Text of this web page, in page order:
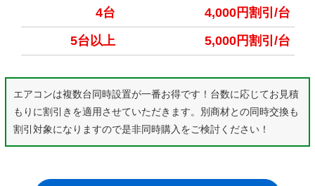
4台
4,000円割引/台
5台以上
5,000円割引/台
エアコンは複数台同時設置が一番お得です！台数に応じてお見積
もりに割引きを適用させていただきます。別商材との同時交換も
割引対象になりますので是非同時購入をご検討ください！